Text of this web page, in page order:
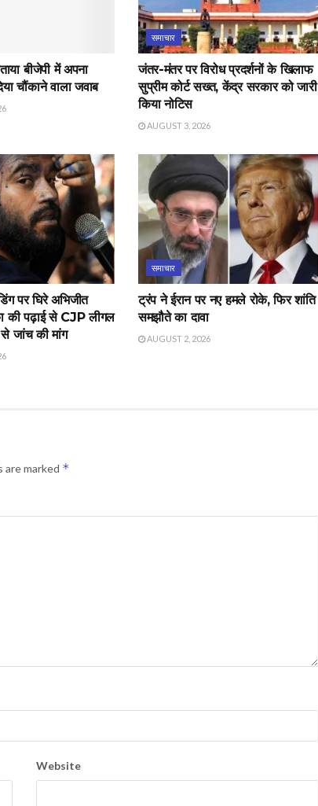
बीजेपी में अपना
चौंकाने वाला जवाब
समाचार
जंतर-मंतर पर विरोध प्रदर्शनों के खिलाफ
सुप्रीम कोर्ट सख्त, केंद्र सरकार को जारी
किया नोटिस
AUGUST 3, 2026
पर घिरे अभिजीत
की पढ़ाई से CJP लीगल
जांच की मांग
समाचार
ट्रंप ने ईरान पर नए हमले रोके, फिर शांति
समझौते का दावा
AUGUST 2, 2026
are marked *
Website